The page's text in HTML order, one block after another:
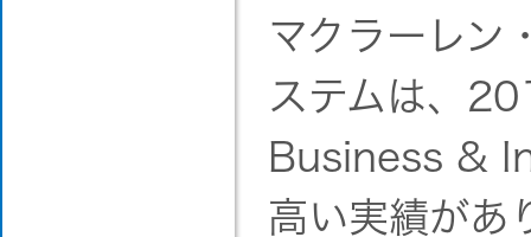
マクラーレン
ステムは、
Business &
高い実績があ